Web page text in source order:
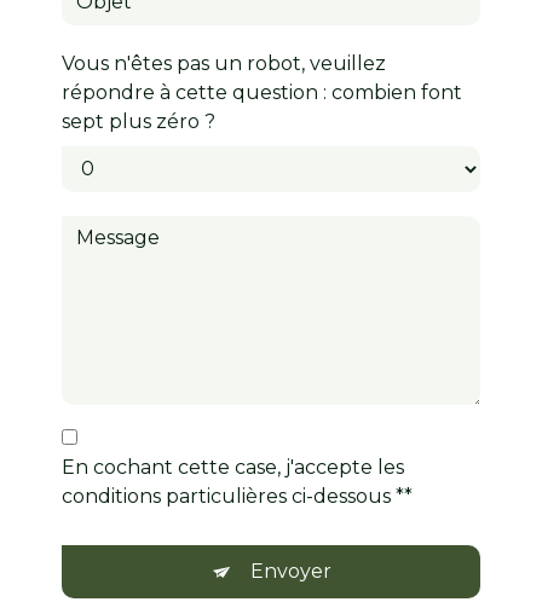
Vous n'êtes pas un robot, veuillez
répondre à cette question : combien font
sept plus zéro ?
En cochant cette case, j'accepte les
conditions particulières ci-dessous **
Envoyer